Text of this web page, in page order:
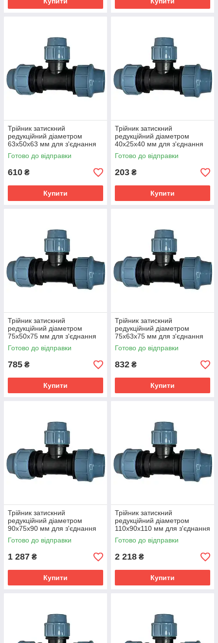
Трійник затискний
редукційний діаметром
63х50х63 мм для з'єднання
поліетиленових труб
Готово до відправки
610 ₴
Купити
Трійник затискний
редукційний діаметром
40х25х40 мм для з'єднання
поліетиленових труб
Готово до відправки
203 ₴
Купити
Трійник затискний
редукційний діаметром
75х50х75 мм для з'єднання
поліетиленових труб
Готово до відправки
785 ₴
Купити
Трійник затискний
редукційний діаметром
75х63х75 мм для з'єднання
поліетиленових труб
Готово до відправки
832 ₴
Купити
Трійник затискний
редукційний діаметром
90х75х90 мм для з'єднання
поліетиленових труб
Готово до відправки
1 287 ₴
Купити
Трійник затискний
редукційний діаметром
110х90х110 мм для з'єднання
поліетиленових труб
Готово до відправки
2 218 ₴
Купити